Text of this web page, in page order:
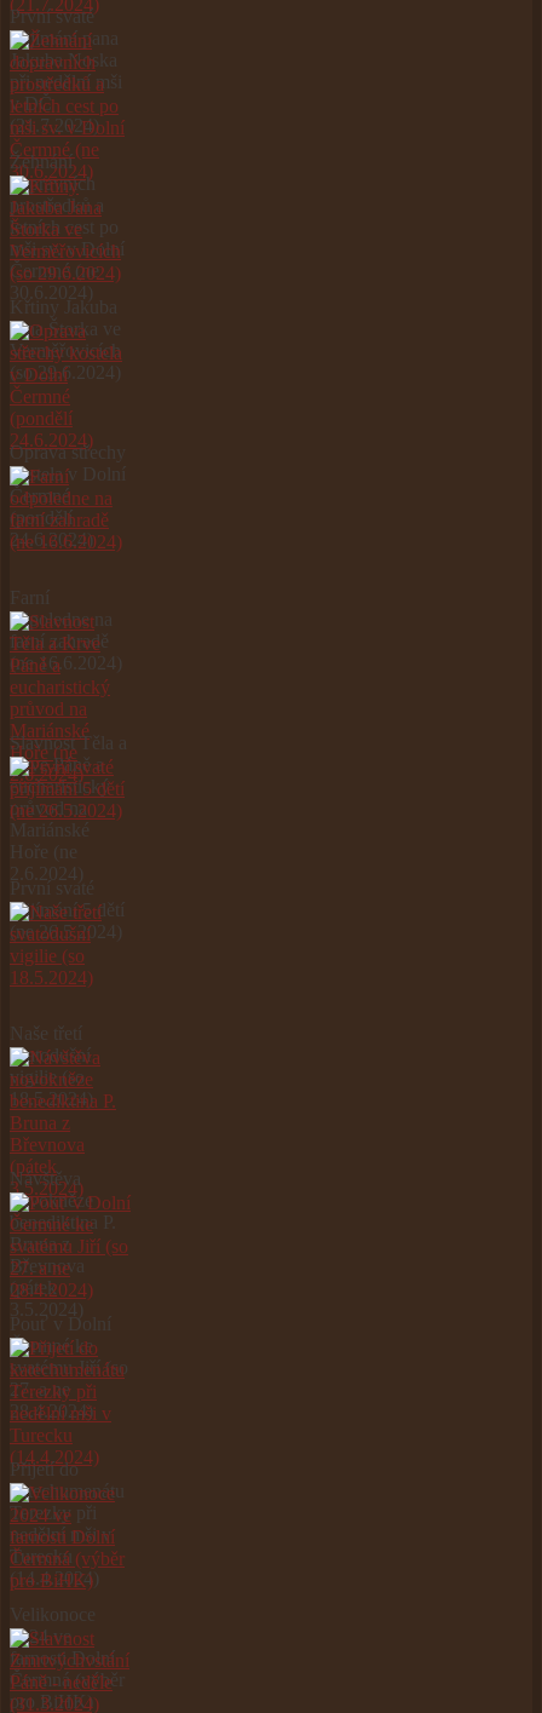
První svaté
přijímání pana
Jakuba Noska
při nedělní mši
v DČ
(21.7.2024)
Žehnání
dopravních
prostředků a
letních cest po
mši sv. v Dolní
Čermné (ne
30.6.2024)
Křtiny Jakuba
Jana Štorka ve
Verměřovicích
(so 29.6.2024)
Oprava střechy
kostela v Dolní
Čermné
(pondělí
24.6.2024)
Farní
odpoledne na
farní zahradě
(ne 16.6.2024)
Slavnost Těla a
Krve Páně a
eucharistický
průvod na
Mariánské
Hoře (ne
2.6.2024)
První svaté
přijímání 5 dětí
(ne 26.5.2024)
Naše třetí
svatodušní
vigilie (so
18.5.2024)
Návštěva
novokněze
benediktina P.
Bruna z
Břevnova
(pátek
3.5.2024)
Pouť v Dolní
Čermné ke
svatému Jiří (so
27. a ne
28.4.2024)
Přijetí do
katechumenátu
Terezky při
nedělní mši v
Turecku
(14.4.2024)
Velikonoce
2024 ve
farnosti Dolní
Čermná (výběr
pro BiHK)